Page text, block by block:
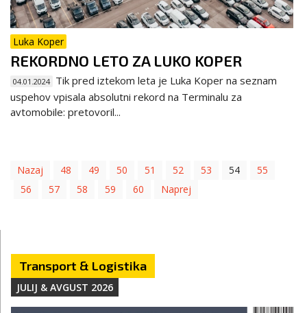
Luka Koper
REKORDNO LETO ZA LUKO KOPER
04.01.2024 Tik pred iztekom leta je Luka Koper na seznam
uspehov vpisala absolutni rekord na Terminalu za
avtomobile: pretovoril...
Nazaj 48 49 50 51 52 53 54
55
56
57 58 59 60 Naprej
Transport & Logistika
JULIJ & AVGUST 2026